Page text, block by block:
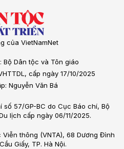
của VietNamNet
Bộ Dân tộc và Tôn giáo
cấp ngày 17/10/2025
Nguyễn Văn Bá
57/GP-BC do Cục Báo chí, Bộ
lịch cấp ngày 06/11/2025.
thông (VNTA), 68 Dương Đình
Giấy, TP. Hà Nội.